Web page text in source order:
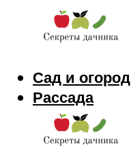
Сад и огород
Рассада
Цветы
Заготовки